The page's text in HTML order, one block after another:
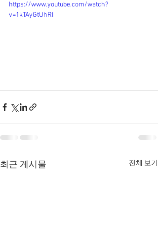
https://www.youtube.com/watch?
v=1kTAyGtUhRI
최근 게시물 전체 보기